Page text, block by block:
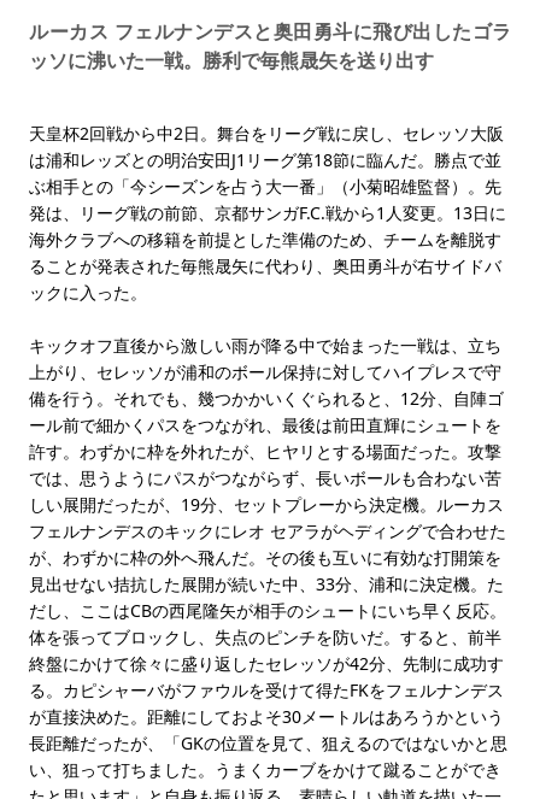
ルーカス フェルナンデスと奥田勇斗に飛び出したゴラ
ッソに沸いた一戦。勝利で毎熊晟矢を送り出す
天皇杯2回戦から中2日。舞台をリーグ戦に戻し、セレッソ大阪
は浦和レッズとの明治安田J1リーグ第18節に臨んだ。勝点で並
ぶ相手との「今シーズンを占う大一番」（小菊昭雄監督）。先
発は、リーグ戦の前節、京都サンガF.C.戦から1人変更。13日に
海外クラブへの移籍を前提とした準備のため、チームを離脱す
ることが発表された毎熊晟矢に代わり、奥田勇斗が右サイドバ
ックに入った。
キックオフ直後から激しい雨が降る中で始まった一戦は、立ち
上がり、セレッソが浦和のボール保持に対してハイプレスで守
備を行う。それでも、幾つかかいくぐられると、12分、自陣ゴ
ール前で細かくパスをつながれ、最後は前田直輝にシュートを
許す。わずかに枠を外れたが、ヒヤリとする場面だった。攻撃
では、思うようにパスがつながらず、長いボールも合わない苦
しい展開だったが、19分、セットプレーから決定機。ルーカス
フェルナンデスのキックにレオ セアラがヘディングで合わせた
が、わずかに枠の外へ飛んだ。その後も互いに有効な打開策を
見出せない拮抗した展開が続いた中、33分、浦和に決定機。た
だし、ここはCBの西尾隆矢が相手のシュートにいち早く反応。
体を張ってブロックし、失点のピンチを防いだ。すると、前半
終盤にかけて徐々に盛り返したセレッソが42分、先制に成功す
る。カピシャーバがファウルを受けて得たFKをフェルナンデス
が直接決めた。距離にしておよそ30メートルはあろうかという
長距離だったが、「GKの位置を見て、狙えるのではないかと思
い、狙って打ちました。うまくカーブをかけて蹴ることができ